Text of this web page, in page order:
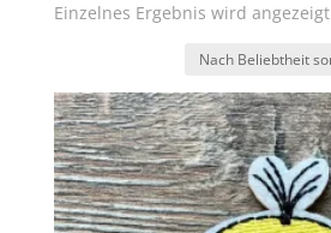
Einzelnes Ergebnis wird angezeigt